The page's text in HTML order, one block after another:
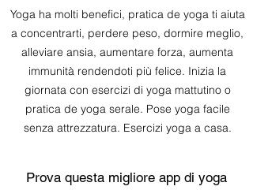
Yoga ha molti benefici, pratica de yoga ti aiuta
a concentrarti, perdere peso, dormire meglio,
alleviare ansia, aumentare forza, aumenta
immunità rendendoti più felice. Inizia la
giornata con esercizi di yoga mattutino o
pratica de yoga serale. Pose yoga facile
senza attrezzatura. Esercizi yoga a casa.
Prova questa migliore app di yoga